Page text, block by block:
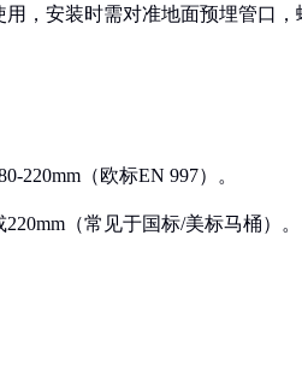
，安装时需对准地面预埋管口，
220mm（欧标EN 997）。
（常见于国标/美标马桶）。